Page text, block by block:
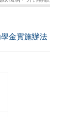
金實施辦法